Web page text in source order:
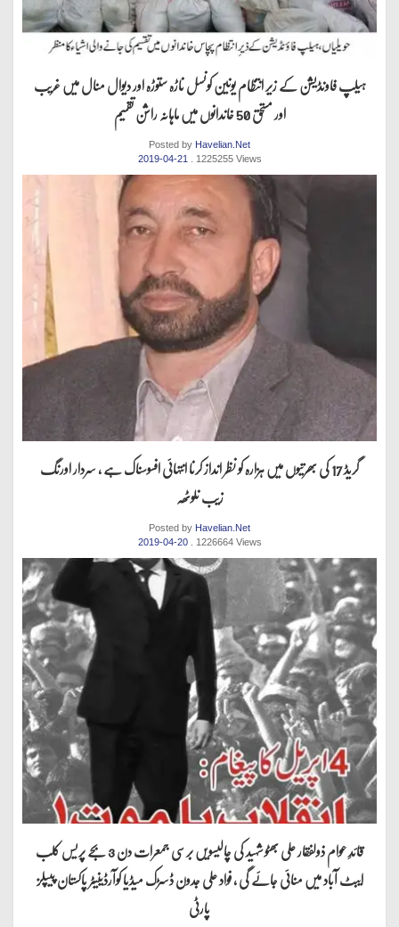
ہیلپ فاونڈیشن کے زیر انتظام یونین کونسل ناڑہ ستوڑہ اور دیوال منال میں غریب
اور مستحق 50 خاندانوں میں ماہانہ راشن تقسیم
Posted by Havelian.Net
2019-04-21
. 1225255 Views
گریڈ 17 کی بھرتیوں میں ہزارہ کو نظر انداز کرنا انتہائی افسوسناک ہے ، سردار اورنگ
زیب نلوٹھہ
Posted by Havelian.Net
2019-04-20
. 1226664 Views
قائدِ عوام ذولفقار علی بھٹو شہید کی چالیسویں برسی جمعرات دن 3 بجے پریس کلب
ایبٹ آباد میں منائی جائے گی ، فواد علی جدون ڈسڑک میڈیا کوآرڈینیٹر پاکستان پیپلز
پارٹی